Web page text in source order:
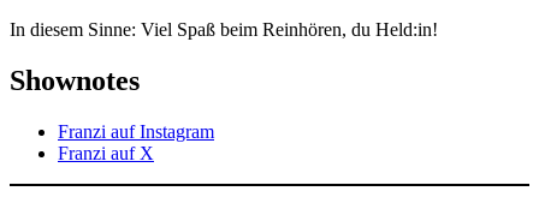
In diesem Sinne: Viel Spaß beim Reinhören, du Held:in!
Shownotes
Franzi auf Instagram
Franzi auf X